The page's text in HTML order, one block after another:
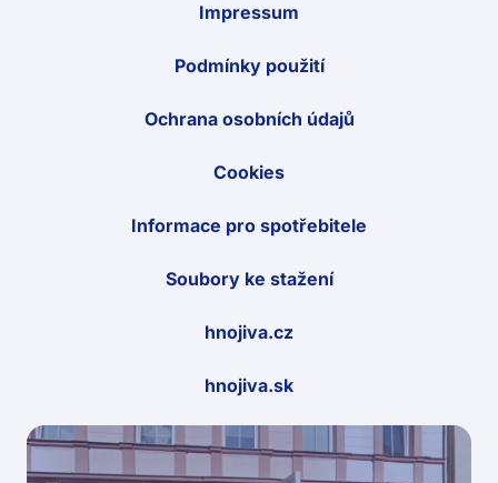
Impressum
Podmínky použití
Ochrana osobních údajů
Cookies
Informace pro spotřebitele
Soubory ke stažení
hnojiva.cz
hnojiva.sk